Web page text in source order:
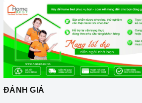
Chức năng Cảm biến chống tràn:
bị tràn ra mặt bếp, cảm ứng sẽ phát
tắt để đảm bảo an toàn cho người
sẽ hơn.
Chức năng Cảm ứng quá nhiệt:
mức cho phép thì
bếptừ sẽ tự động
người dùng mã lỗi E1 trên bảng điều
ĐÁNH GIÁ